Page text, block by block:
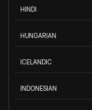
HINDI
HUNGARIAN
ICELANDIC
INDONESIAN